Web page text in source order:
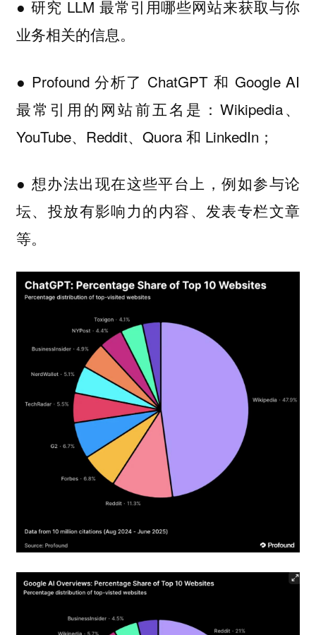
● 研究 LLM 最常引用哪些网站来获取与你
业务相关的信息。
● Profound 分析了 ChatGPT 和 Google AI
最常引用的网站前五名是：Wikipedia、
YouTube、Reddit、Quora 和 LinkedIn；
● 想办法出现在这些平台上，例如参与论
坛、投放有影响力的内容、发表专栏文章
等。